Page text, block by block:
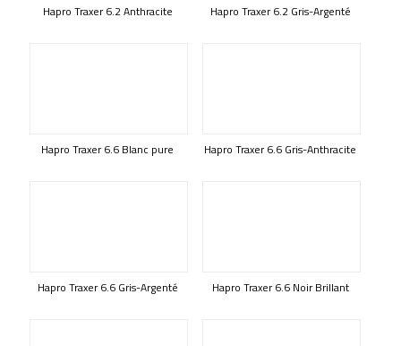
Hapro Traxer 6.2 Anthracite Hapro Traxer 6.2 Gris-Argenté
Hapro Traxer 6.6 Blanc pure Hapro Traxer 6.6 Gris-Anthracite
Hapro Traxer 6.6 Gris-Argenté Hapro Traxer 6.6 Noir Brillant